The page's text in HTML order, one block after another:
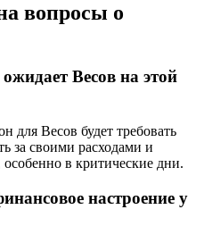
вопросы о
Весов на этой
для Весов будет требовать
за своими расходами и
в критические дни.
настроение у